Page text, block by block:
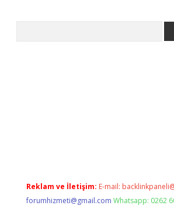
Reklam ve İletişim: E-mail:
forumhizmeti@gmail.com Whatsapp: 0262